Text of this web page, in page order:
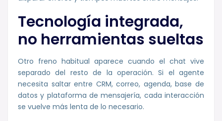
Tecnología integrada,
no herramientas sueltas
Otro freno habitual aparece cuando el chat vive
separado del resto de la operación. Si el agente
necesita saltar entre CRM, correo, agenda, base de
datos y plataforma de mensajería, cada interacción
se vuelve más lenta de lo necesario.